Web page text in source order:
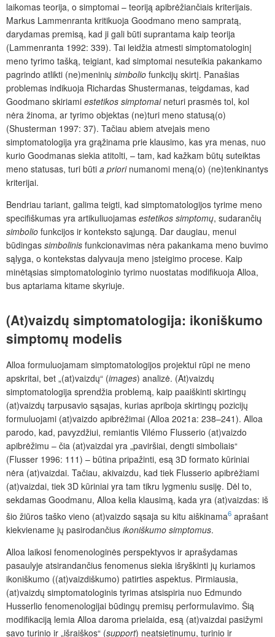
laikomas teorija, o simptomai – teoriją apibrėžiančiais kriterijais.
Markus Lammenranta kritikuoja Goodmano meno sampratą,
darydamas premisą, kad ji gali būti suprantama kaip teorija
(Lammenranta 1992: 339). Tai leidžia atmesti simptomatologinį
meno tyrimo tašką, teigiant, kad simptomai nesuteikia pakankamo
pagrindo atlikti (ne)meninių simbolio funkcijų skirtį. Panašias
problemas indikuoja Richardas Shustermanas, teigdamas, kad
Goodmano skiriami estetikos simptomaineturi prasmės tol, kol
nėra žinoma, ar tyrimo objektas (ne)turi meno statusą(o)
(Shusterman 1997: 37). Tačiau abiem atvejais meno
simptomatologija yra grąžinama prie klausimo, kas yra menas, nuo
kurio Goodmanas siekia atitolti, – tam, kad kažkam būtų suteiktas
meno statusas, turi būti a priorinumanomi meną(o) (ne)tenkinantys
kriterijai.
Bendriau tariant, galima teigti, kad simptomatologijos tyrime meno
specifiškumas yra artikuliuojamas estetikos simptomų, sudarančių
simbolio funkcijos ir konteksto sąjungą. Dar daugiau, menui
būdingas simbolinis funkcionavimas nėra pakankama meno buvimo
sąlyga, o kontekstas dalyvauja meno įsteigimo procese. Kaip
minėtąsias simptomatologinio tyrimo nuostatas modifikuoja Alloa,
bus aptariama kitame skyriuje.
(At)vaizdų simptomatologija: ikoniškumo
simptomų modelis
Alloa formuluojamam simptomatologijos projektui rūpi ne meno
apskritai, bet „(at)vaizdų“ (images) analizė. (At)vaizdų
simptomatologija sprendžia problemą, kaip paaiškinti skirtingų
(at)vaizdų tarpusavio sąsajas, kurias apriboja skirtingų pozicijų
formuluojami (at)vaizdo apibrėžimai (Alloa 2021a: 238–241). Alloa
parodo, kad, pavyzdžiui, remiantis Vilémo Flusserio (at)vaizdo
apibrėžimu – čia (at)vaizdai yra „paviršiai, dengti simboliais“
(Flusser 1996: 111) – būtina pripažinti, esą 3D formato kūriniai
nėra (at)vaizdai. Tačiau, akivaizdu, kad tiek Flusserio apibrėžiami
(at)vaizdai, tiek 3D kūriniai yra tam tikru lygmeniu susiję. Dėl to,
sekdamas Goodmanu, Alloa kelia klausimą, kada yra (at)vaizdas: iš
šio žiūros taško vieno (at)vaizdo sąsaja su kitu aiškinama6 aprašant
kiekviename jų pasirodančius ikoniškumo simptomus.
Alloa laikosi fenomenologinės perspektyvos ir aprašydamas
pasaulyje atsirandančius fenomenus siekia išryškinti jų kuriamos
ikoniškumo ((at)vaizdiškumo) patirties aspektus. Pirmiausia,
(at)vaizdų simptomatologinis tyrimas atsispiria nuo Edmundo
Husserlio fenomenologijai būdingų premisų performulavimo. Šią
modifikaciją lemia Alloa daroma prielaida, esą (at)vaizdai pasižymi
savo turinio ir „išraiškos“ (support) neatsietinumu, turinio ir